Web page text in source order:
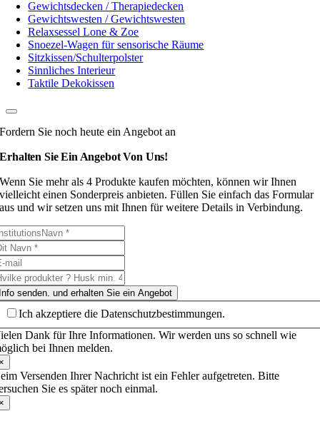
Gewichtsdecken / Therapiedecken
Gewichtswesten / Gewichtswesten
Relaxsessel Lone & Zoe
Snoezel-Wagen für sensorische Räume
Sitzkissen/Schulterpolster
Sinnliches Interieur
Taktile Dekokissen
Fordern Sie noch heute ein Angebot an
Erhalten Sie Ein Angebot Von Uns!
Wenn Sie mehr als 4 Produkte kaufen möchten, können wir Ihnen
vielleicht einen Sonderpreis anbieten. Füllen Sie einfach das Formular
aus und wir setzen uns mit Ihnen für weitere Details in Verbindung.
senden. und erhalten Sie ein Angebot
Ich akzeptiere die Datenschutzbestimmungen.
Dank für Ihre Informationen. Wir werden uns so schnell wie
bei Ihnen melden.
Versenden Ihrer Nachricht ist ein Fehler aufgetreten. Bitte
Sie es später noch einmal.